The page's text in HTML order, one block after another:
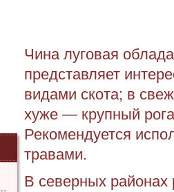
Чина луговая
представляет
видами скота; в
хуже — крупный
Рекомендуется
травами.
В северных районах